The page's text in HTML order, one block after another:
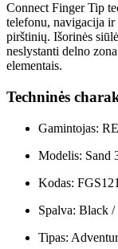
Connect Finger Tip
telefonu, navigacija
pirštinių. Išorinės
neslystanti delno
elementais.
Techninės
Gamintojas:
Modelis: Sand
Kodas:
Spalva: Black /
Tipas: